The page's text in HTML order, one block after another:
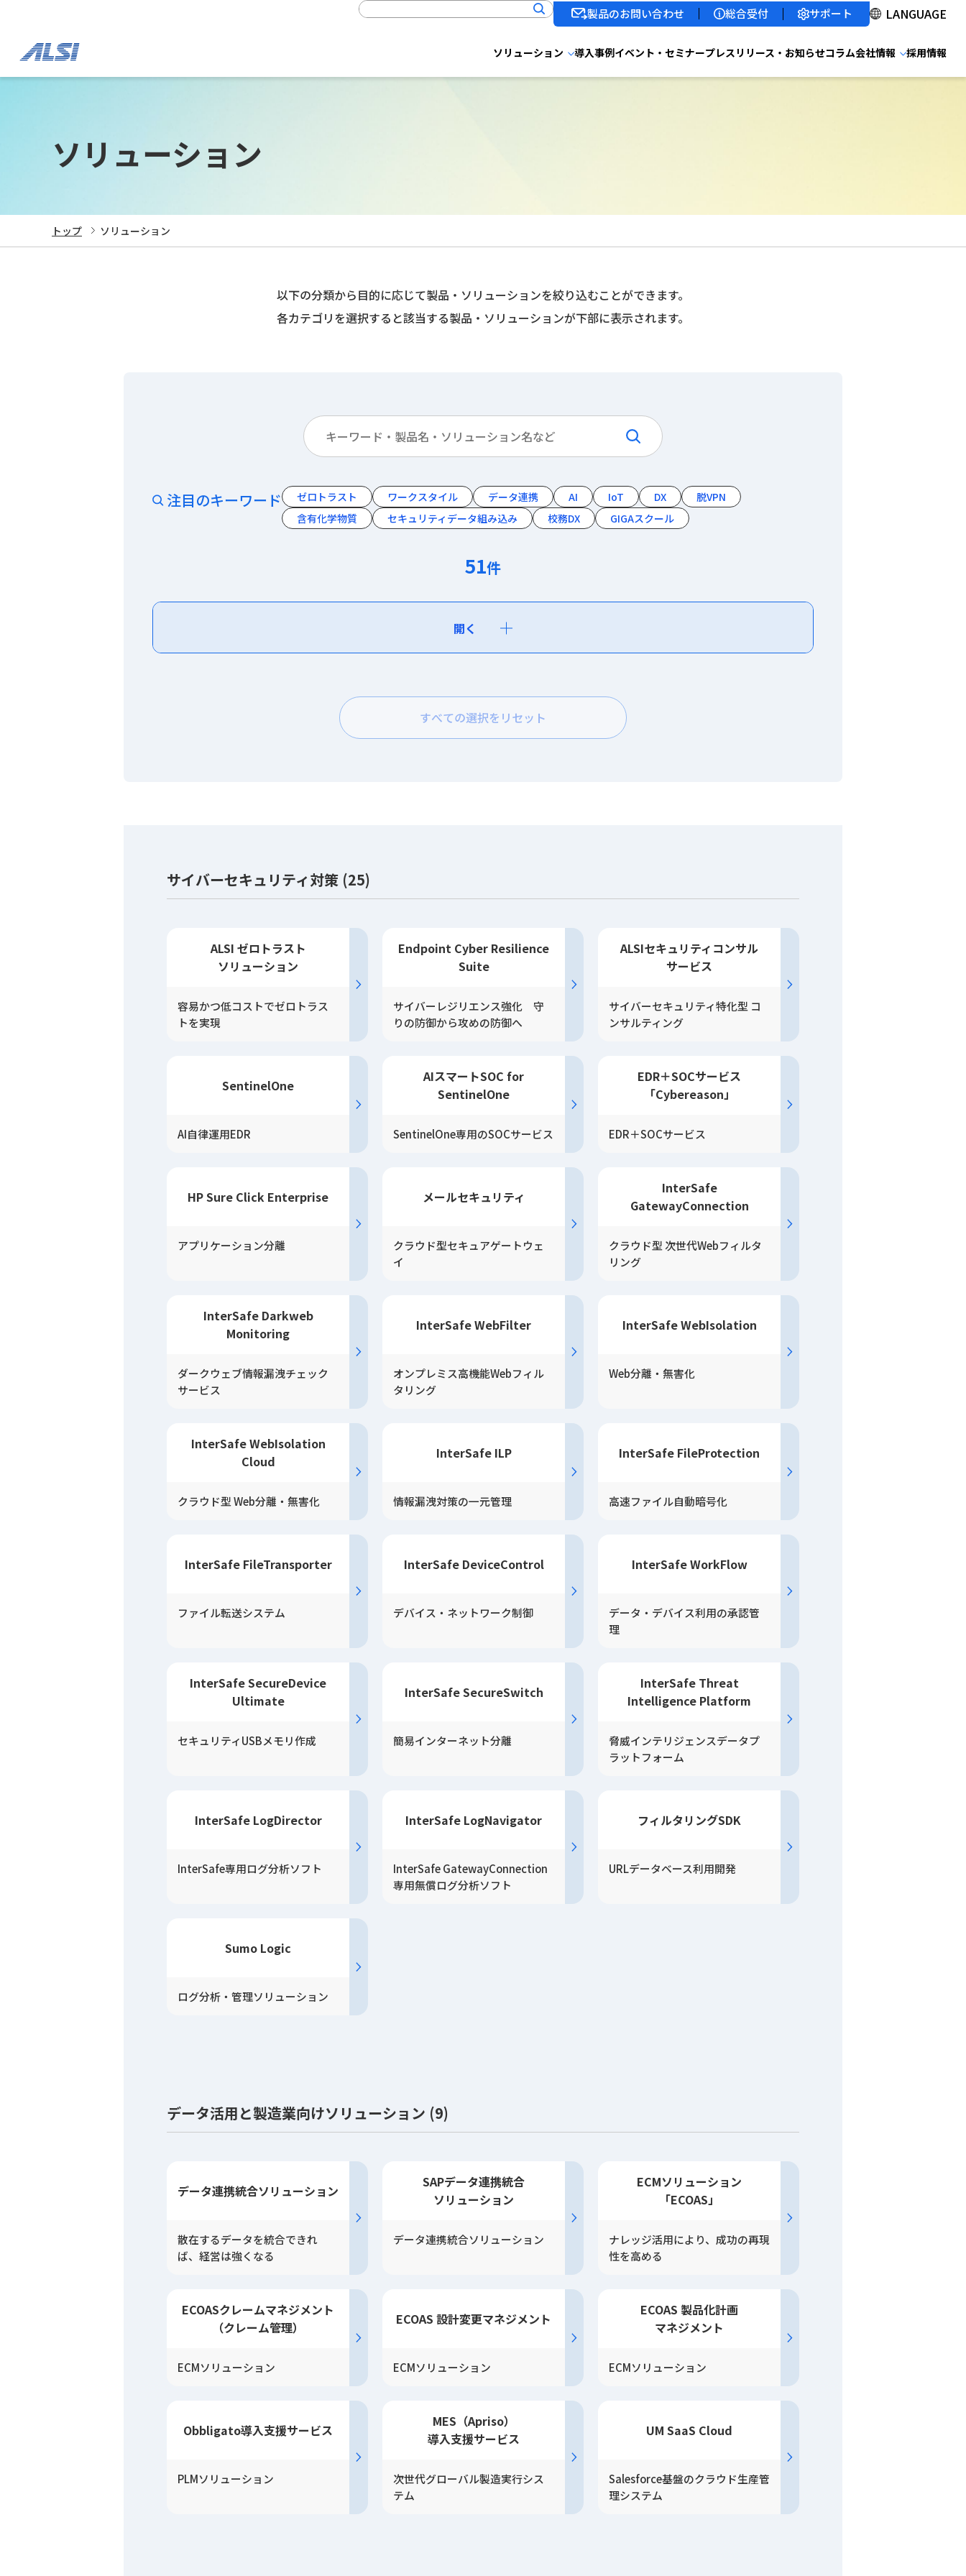
製品のお問い合わせ 総合受付 サポート
ソリューション 導入事例イベント・セミナープレスリリース・お知らせコラム会社情報 採用情報
ソリューション
トップ ソリューション
以下の分類から目的に応じて製品・ソリューションを絞り込むことができます。
各カテゴリを選択すると該当する製品・ソリューションが下部に表示されます。
注目のキーワード ゼロトラスト ワークスタイル データ連携 AI IoT DX
脱VPN
含有化学物質
セキュリティデータ組み込み 校務DX GIGAスクール
51件
開く
すべての選択をリセット
サイバーセキュリティ対策 (25)
ALSI ゼロトラスト
ソリューション
容易かつ低コストでゼロトラス
トを実現
Endpoint Cyber Resilience
Suite
サイバーレジリエンス強化 守
りの防御から攻めの防御へ
ALSIセキュリティコンサル
サービス
サイバーセキュリティ特化型 コ
ンサルティング
SentinelOne
AI自律運用EDR
AIスマートSOC for
SentinelOne
SentinelOne専用のSOCサービス
EDR＋SOCサービス
「Cybereason」
EDR＋SOCサービス
HP Sure Click Enterprise
アプリケーション分離
メールセキュリティ
クラウド型セキュアゲートウェ
イ
InterSafe
GatewayConnection
クラウド型 次世代Webフィルタ
リング
InterSafe Darkweb
Monitoring
ダークウェブ情報漏洩チェック
サービス
InterSafe WebFilter
オンプレミス高機能Webフィル
タリング
InterSafe WebIsolation
Web分離・無害化
InterSafe WebIsolation
Cloud
クラウド型 Web分離・無害化
InterSafe ILP
情報漏洩対策の一元管理
InterSafe FileProtection
高速ファイル自動暗号化
InterSafe FileTransporter
ファイル転送システム
InterSafe DeviceControl
デバイス・ネットワーク制御
InterSafe WorkFlow
データ・デバイス利用の承認管
理
InterSafe SecureDevice
Ultimate
セキュリティUSBメモリ作成
InterSafe SecureSwitch
簡易インターネット分離
InterSafe Threat
Intelligence Platform
脅威インテリジェンスデータプ
ラットフォーム
InterSafe LogDirector
InterSafe専用ログ分析ソフト
InterSafe LogNavigator
InterSafe GatewayConnection
専用無償ログ分析ソフト
フィルタリングSDK
URLデータベース利用開発
Sumo Logic
ログ分析・管理ソリューション
データ活用と製造業向けソリューション (9)
データ連携統合ソリューション
散在するデータを統合できれ
ば、経営は強くなる
SAPデータ連携統合
ソリューション
データ連携統合ソリューション
ECMソリューション
「ECOAS」
ナレッジ活用により、成功の再現
性を高める
ECOASクレームマネジメント
（クレーム管理）
ECMソリューション
ECOAS 設計変更マネジメント
ECMソリューション
ECOAS 製品化計画
マネジメント
ECMソリューション
Obbligato導入支援サービス
PLMソリューション
MES（Apriso）
導入支援サービス
次世代グローバル製造実行シス
テム
UM SaaS Cloud
Salesforce基盤のクラウド生産管
理システム